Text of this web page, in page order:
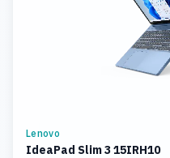
Lenovo
IdeaPad Slim 3 15IRH10